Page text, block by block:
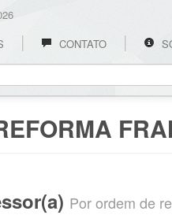
CONTATO
Por ordem de